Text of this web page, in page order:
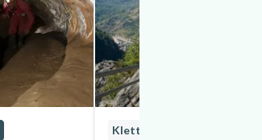
Klettersteig